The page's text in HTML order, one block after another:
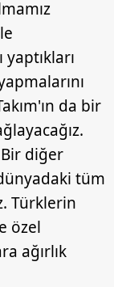
da bir
diğer
tüm
Türklerin
özel
ağırlık